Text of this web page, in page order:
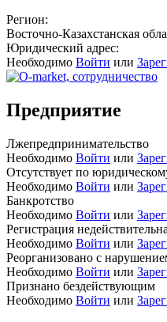
Регион:
Восточно-Казахстанская
Юридический адрес:
Необходимо Войти или
Предприятие
Лжепредпринимательство
Необходимо Войти или
Отсутствует по
Необходимо Войти или
Банкротство
Необходимо Войти или
Регистрация недействительна
Необходимо Войти или
Реорганизовано с
Необходимо Войти или
Признано бездействующим
Необходимо Войти или